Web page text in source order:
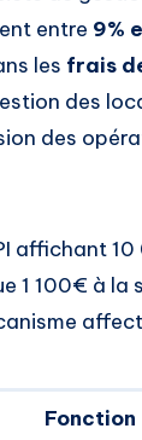
entre 9%
les frais
des
des
affichant
1 100€ à
Fonction